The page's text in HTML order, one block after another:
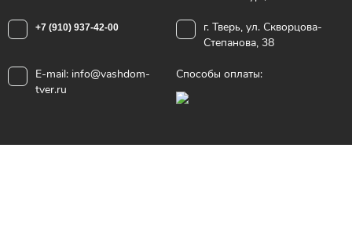
+7 (910) 937-42-00
г. Тверь, ул. Скворцова-
Степанова, 38
E-mail: info@vashdom-
tver.ru
Способы оплаты: